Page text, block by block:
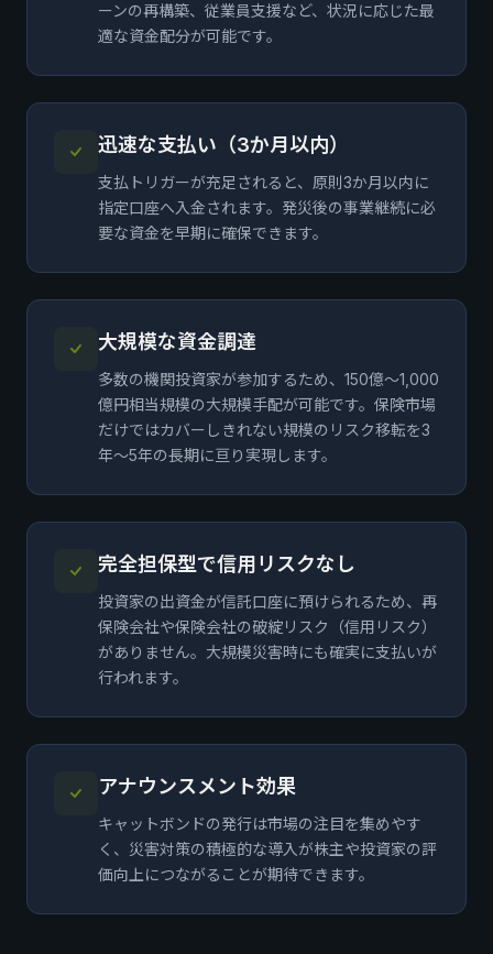
ーンの再構築、従業員支援など、状況に応じた最
適な資金配分が可能です。
迅速な支払い（3か月以内）
支払トリガーが充足されると、原則3か月以内に
指定口座へ入金されます。発災後の事業継続に必
要な資金を早期に確保できます。
大規模な資金調達
多数の機関投資家が参加するため、150億〜1,000
億円相当規模の大規模手配が可能です。保険市場
だけではカバーしきれない規模のリスク移転を3
年～5年の長期に亘り実現します。
完全担保型で信用リスクなし
投資家の出資金が信託口座に預けられるため、再
保険会社や保険会社の破綻リスク（信用リスク）
がありません。大規模災害時にも確実に支払いが
行われます。
アナウンスメント効果
キャットボンドの発行は市場の注目を集めやす
く、災害対策の積極的な導入が株主や投資家の評
価向上につながることが期待できます。